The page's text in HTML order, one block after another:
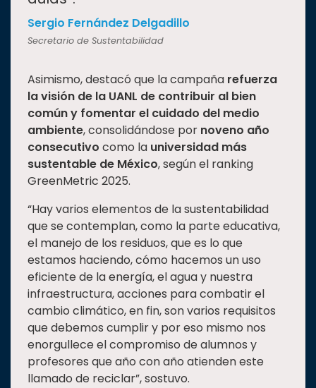
Sergio Fernández Delgadillo
Secretario de Sustentabilidad
Asimismo, destacó que la campaña refuerza
la visión de la UANL de contribuir al bien
común y fomentar el cuidado del medio
ambiente, consolidándose por noveno año
consecutivo como la universidad más
sustentable de México, según el ranking
GreenMetric 2025.
“Hay varios elementos de la sustentabilidad
que se contemplan, como la parte educativa,
el manejo de los residuos, que es lo que
estamos haciendo, cómo hacemos un uso
eficiente de la energía, el agua y nuestra
infraestructura, acciones para combatir el
cambio climático, en fin, son varios requisitos
que debemos cumplir y por eso mismo nos
enorgullece el compromiso de alumnos y
profesores que año con año atienden este
llamado de reciclar”, sostuvo.